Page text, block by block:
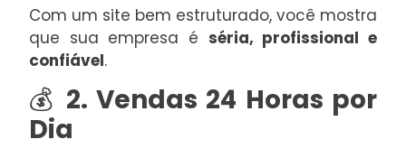
Com um site bem estruturado, você mostra
que sua empresa é séria, profissional e
confiável.
💰 2. Vendas 24 Horas por
Dia